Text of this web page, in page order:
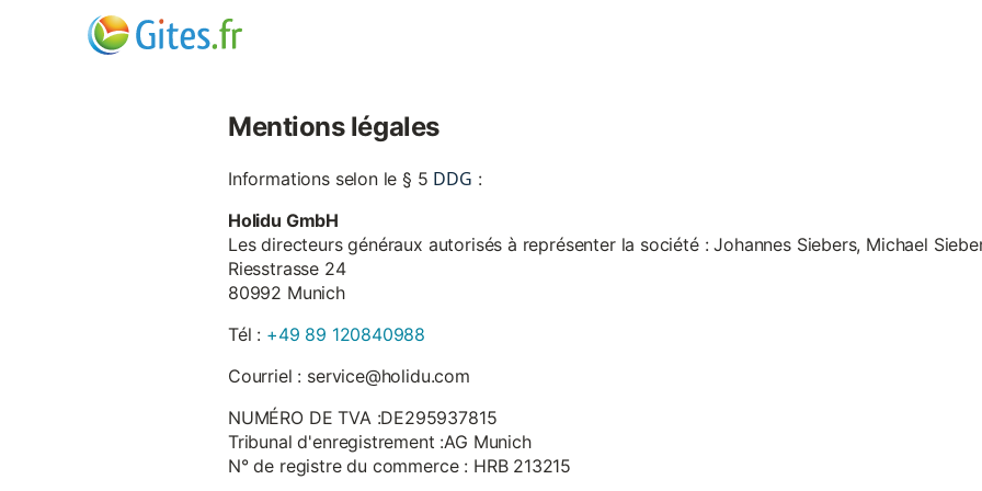
Mentions légales
Informations selon le § 5 DDG :
Holidu GmbH
Les directeurs généraux autorisés à représenter la société : Johannes Siebers, Michael
Riesstrasse 24
80992 Munich
Tél : +49 89 120840988
Courriel : service@holidu.com
NUMÉRO DE TVA :DE295937815
Tribunal d'enregistrement :AG Munich
N° de registre du commerce : HRB 213215